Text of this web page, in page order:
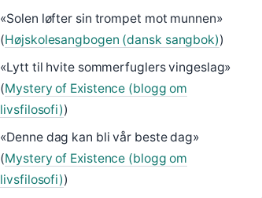
«Solen løfter sin trompet mot munnen»
(Højskolesangbogen (dansk sangbok))
«Lytt til hvite sommerfuglers vingeslag»
(Mystery of Existence (blogg om
livsfilosofi))
«Denne dag kan bli vår beste dag»
(Mystery of Existence (blogg om
livsfilosofi))